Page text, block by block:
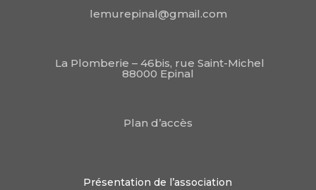
lemurepinal@gmail.com
La Plomberie – 46bis, rue Saint-Michel
88000 Epinal
Plan d’accès
Présentation de l’association